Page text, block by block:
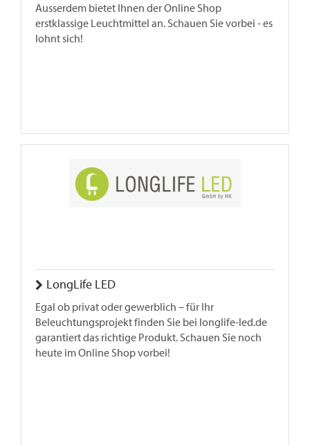
Ausserdem bietet Ihnen der Online Shop
erstklassige Leuchtmittel an. Schauen Sie vorbei - es
lohnt sich!
LongLife LED
Egal ob privat oder gewerblich – für Ihr
Beleuchtungsprojekt finden Sie bei longlife-led.de
garantiert das richtige Produkt. Schauen Sie noch
heute im Online Shop vorbei!